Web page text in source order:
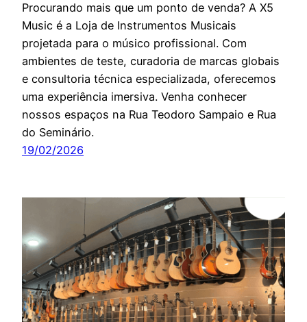
Procurando mais que um ponto de venda? A X5
Music é a Loja de Instrumentos Musicais
projetada para o músico profissional. Com
ambientes de teste, curadoria de marcas globais
e consultoria técnica especializada, oferecemos
uma experiência imersiva. Venha conhecer
nossos espaços na Rua Teodoro Sampaio e Rua
do Seminário.
19/02/2026